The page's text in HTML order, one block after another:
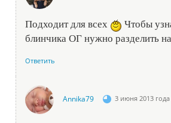
Подходит для всех
Чтобы
блинчика ОГ нужно разделить
Ответить
Annika79 3 июня 2013 года